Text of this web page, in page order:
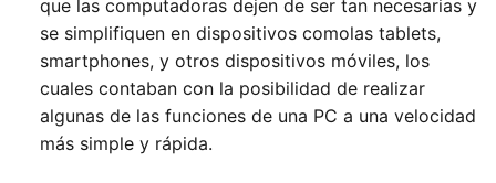
que las computadoras dejen de ser tan necesarias y
se simplifiquen en dispositivos comolas tablets,
smartphones, y otros dispositivos móviles, los
cuales contaban con la posibilidad de realizar
algunas de las funciones de una PC a una velocidad
más simple y rápida.